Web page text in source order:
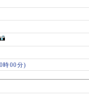
時00分)